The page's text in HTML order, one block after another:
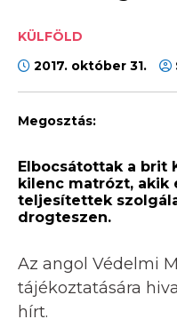
KÜLFÖLD
2017. október 31.
Megosztás:
Elbocsátottak a brit
kilenc matrózt, akik
teljesítettek
drogteszen.
Az angol Védelmi
tájékoztatására
hírt.